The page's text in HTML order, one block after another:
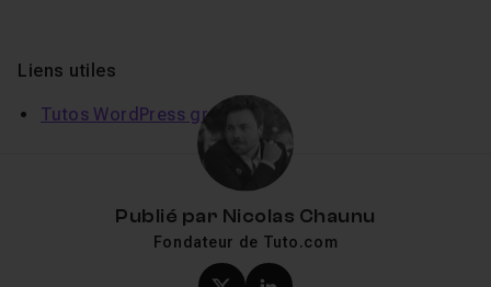
Liens utiles
Tutos WordPress gratuits
Publié par Nicolas Chaunu
Fondateur de Tuto.com